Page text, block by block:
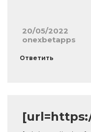
20/05/2022
onexbetapps
Ответить